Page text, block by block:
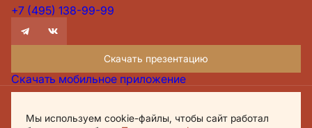
+7 (495) 138-99-99
Скачать презентацию
Скачать мобильное приложение
Политика обработки персональных данных
Мы используем cookie-файлы, чтобы сайт работал